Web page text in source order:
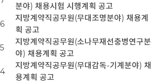
분야) 채용시험 시행계획 공고
6
지방계약직공무원(무대조명분야) 채용계
획 공고
5
지방계약직공무원(소나무재선충병연구분
야) 채용계획 공고
4
지방계약직공무원(무대감독-기계분야) 채
용계획 공고